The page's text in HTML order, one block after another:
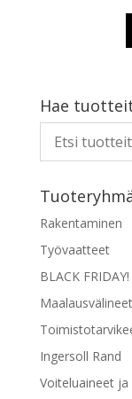
Hae
Rakentaminen
Työvaatteet
BLACK FRIDAY!
Maalausvälineet
Ingersoll Rand
Voiteluaineet